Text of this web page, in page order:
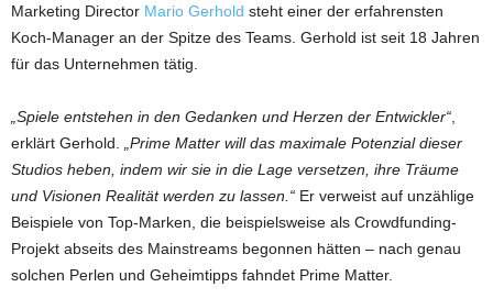
Marketing Director Mario Gerhold steht einer der erfahrensten
Koch-Manager an der Spitze des Teams. Gerhold ist seit 18 Jahren
für das Unternehmen tätig.
„Spiele entstehen in den Gedanken und Herzen der Entwickler“
erklärt Gerhold.
„Prime Matter will das maximale Potenzial dieser
Studios heben, indem wir sie in die Lage versetzen, ihre Träume
und Visionen Realität werden zu lassen.“ Er verweist auf unzählige
Beispiele von Top-Marken, die beispielsweise als Crowdfunding-
Projekt abseits des Mainstreams begonnen hätten – nach genau
solchen Perlen und Geheimtipps fahndet Prime Matter.